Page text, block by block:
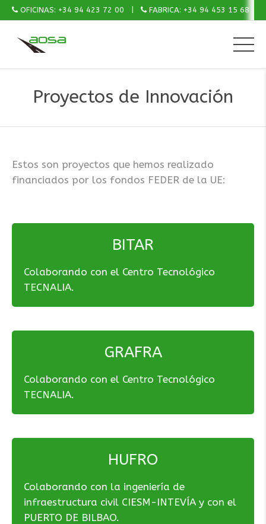
OFICINAS: +34 94 423 72 00 FABRICA: +34 94 453 15 68
Proyectos de Innovación
Estos son proyectos que hemos realizado
financiados por los fondos FEDER de la UE:
BITAR
Colaborando con el Centro Tecnológico
TECNALIA.
GRAFRA
Colaborando con el Centro Tecnológico
TECNALIA.
HUFRO
Colaborando con la ingeniería de
infraestructura civil CIESM-INTEVÍA y con el
PUERTO DE BILBAO.